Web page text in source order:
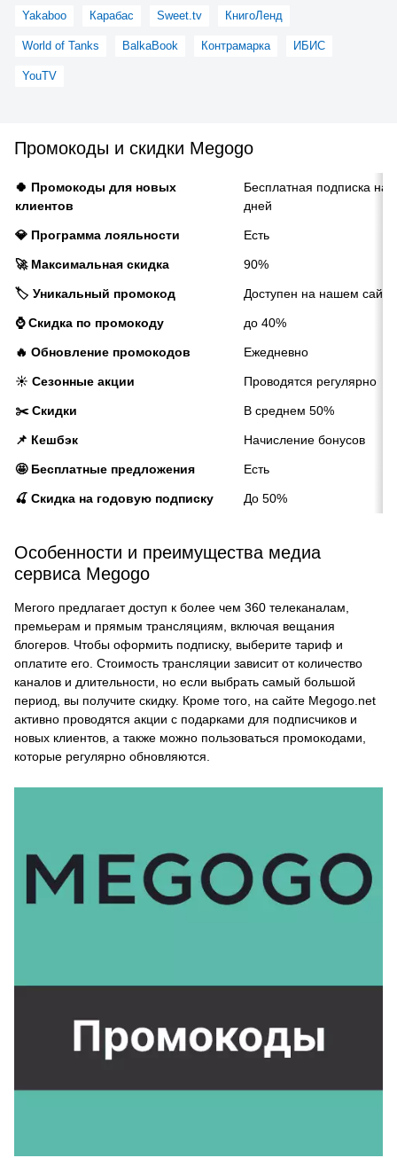
Промокоды и скидки Megogo
🍀 Промокоды для новых
клиентов
Бесплатная подписка
дней
💎 Программа лояльности Есть
🚀 Максимальная скидка 90%
🏷️ Уникальный промокод Доступен на нашем сайте
⌚ Скидка по промокоду до 40%
🔥 Обновление промокодов Ежедневно
☀️ Сезонные акции Проводятся регулярно
✂️ Скидки В среднем 50%
📌 Кешбэк Начисление бонусов
🤩 Бесплатные предложения Есть
🍒 Скидка на годовую подписку До 50%
Особенности и преимущества медиа
сервиса Megogo
Мегого предлагает доступ к более чем 360 телеканалам,
премьерам и прямым трансляциям, включая вещания
блогеров. Чтобы оформить подписку, выберите тариф и
оплатите его. Стоимость трансляции зависит от количество
каналов и длительности, но если выбрать самый большой
период, вы получите скидку. Кроме того, на сайте Megogo.net
активно проводятся акции с подарками для подписчиков и
новых клиентов, а также можно пользоваться промокодами,
которые регулярно обновляются.
Yakaboo Карабас Sweet.tv КнигоЛенд
World of Tanks BalkaBook Контрамарка ИБИС
YouTV